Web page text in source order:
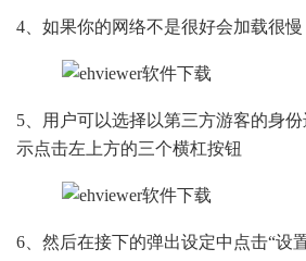
4、如果你的网络不是很好会加载很
5、用户可以选择以第三方游客的身
示点击左上方的三个横杠按钮
6、然后在接下的弹出设定中点击“设